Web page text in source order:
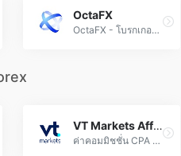
OctaFX
OctaFX - โบรกเกอร์ Forex และทองคำ สเปรดต่ำ 杠杆สูงถึง 1:500 บัญชี ECN และบริการลูกค้าตลอด 24 ชั่วโมง
VT Markets Affiliate
ค่าคอมมิชชั่น CPA ที่แข่งขันได้ และเครื่องมือการตลาดเพื่อเพิ่มรายได้สูงสุด